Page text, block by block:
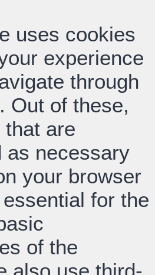
uses cookies
experience
through
Out of these,
are
as necessary
your browser
for the
of the